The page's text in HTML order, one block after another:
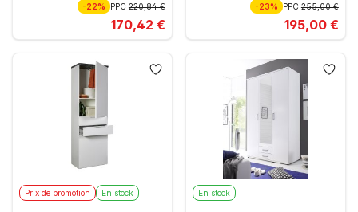
-22% PPC 220,84 €
170,42 €
-23% PPC255,00 €
195,00 €
Prix de promotion En stock En stock